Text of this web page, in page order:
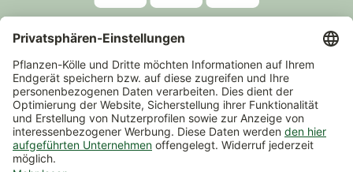
Zahlarten
*Alle Preise inkl. gesetzlicher Mehrwertsteuer zzgl.Versand
Mindestbestellwert 14,90 €, ausgenommen sind Gutscheine und
Events.